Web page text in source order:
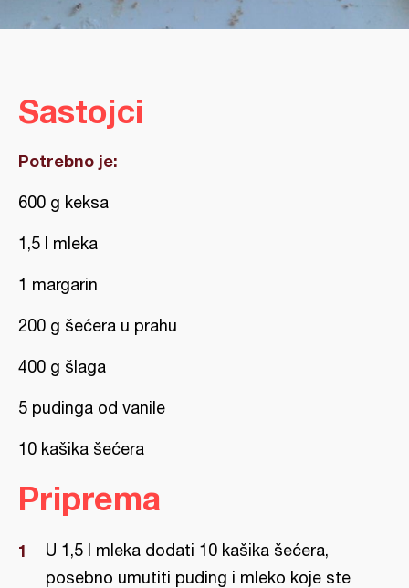
Sastojci
Potrebno je:
600 g keksa
1,5 l mleka
1 margarin
200 g šećera u prahu
400 g šlaga
5 pudinga od vanile
10 kašika šećera
Priprema
U 1,5 l mleka dodati 10 kašika šećera,
posebno umutiti puding i mleko koje ste